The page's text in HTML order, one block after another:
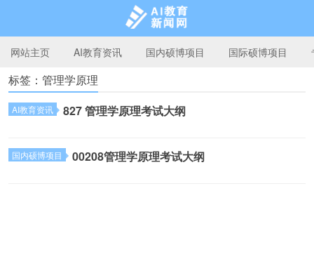
AI教育新闻网
网站主页 AI教育资讯 国内硕博项目 国际硕博项目
标签：管理学原理
AI教育资讯 827 管理学原理考试大纲
国内硕博项目 00208管理学原理考试大纲